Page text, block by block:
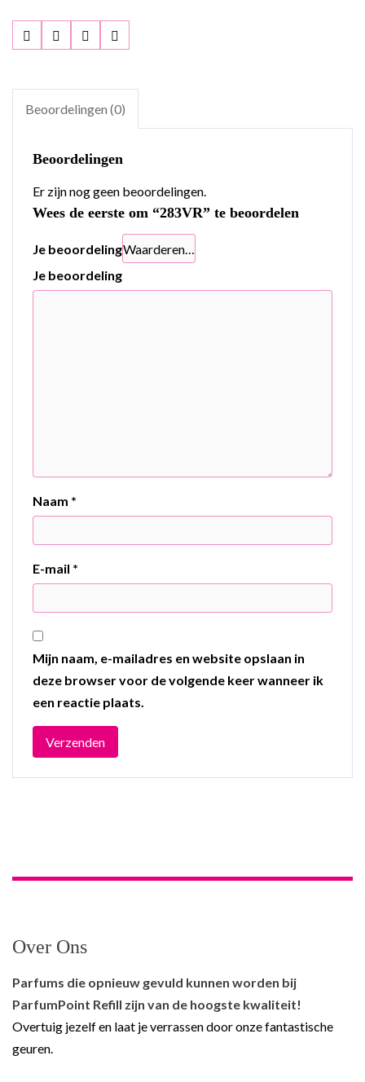
Beoordelingen (0)
Beoordelingen
Er zijn nog geen beoordelingen.
Wees de eerste om “283VR” te beoordelen
Je beoordeling
Je beoordeling
Naam *
E-mail *
Mijn naam, e-mailadres en website opslaan in
deze browser voor de volgende keer wanneer ik
een reactie plaats.
Over Ons
Parfums die opnieuw gevuld kunnen worden bij
ParfumPoint Refill zijn van de hoogste kwaliteit!
Overtuig jezelf en laat je verrassen door onze fantastische
geuren.